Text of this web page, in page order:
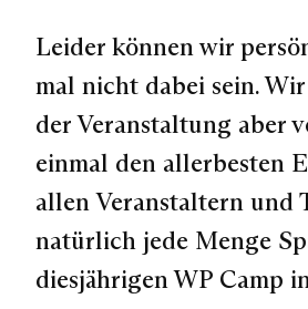
Leider können wir
mal nicht dabei sein.
der Veranstaltung aber
einmal den allerbesten
allen Veranstaltern und
natürlich jede Menge
diesjährigen WP Camp